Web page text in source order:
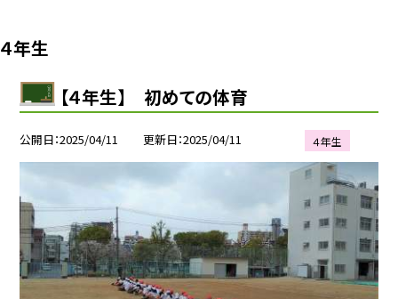
４年生
【４年生】 初めての体育
公開日 2025/04/11 更新日 2025/04/11 ４年生